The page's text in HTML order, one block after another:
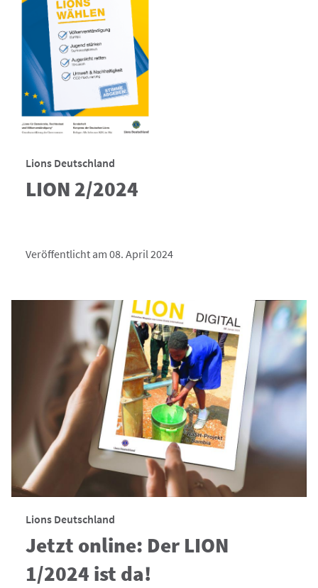
Lions Deutschland
LION 2/2024
Veröffentlicht am 08. April 2024
Lions Deutschland
Jetzt online: Der LION
1/2024 ist da!